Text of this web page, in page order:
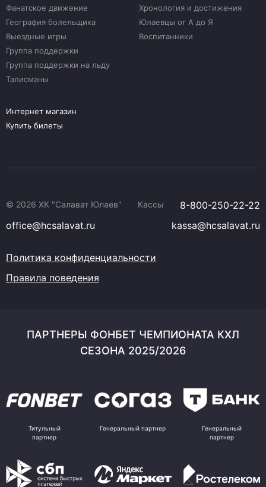
Фанатское движение
География болельщика
Выездные игры
Группа поддержки
Группа поддержки на льду
Талисманы
Хронология и достижения
Юлаевцы от А до Я
Воспитанники
Интернет магазин
Купить билеты
© 2026 ХК "Салават Юлаев" Кассы
8-800-250-22-22
office@hcsalavat.ru
kassa@hcsalavat.ru
Политика конфиденциальности
Правила поведения
ПАРТНЕРЫ ФОНБЕТ ЧЕМПИОНАТА КХЛ
СЕЗОНА 2025/2026
Титульный
партнер
Генеральный партнер
Генеральный
партнер